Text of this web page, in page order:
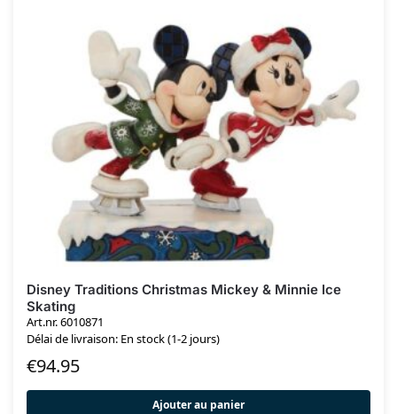
Disney Traditions Christmas Mickey & Minnie Ice
Skating
Art.nr. 6010871
Délai de livraison: En stock (1-2 jours)
€94.95
Ajouter au panier